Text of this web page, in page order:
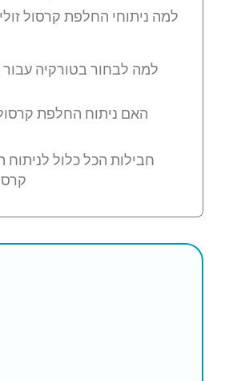
למה ניתוחי החלפת קרסול
למה לבחור בטורקיה
האם ניתוח החלפת
חבילות הכל כלול